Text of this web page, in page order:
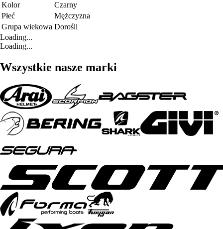
Kolor
Czarny
Płeć
Mężczyzna
Grupa wiekowa Dorośli
Loading...
Loading...
Wszystkie nasze marki